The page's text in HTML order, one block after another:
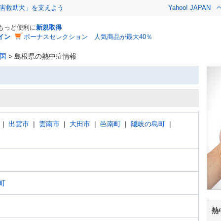
救助犬」を支えよう Yahoo! JAPAN
っと便利に新規取得
ン
ボーナスセレクション 人気商品が最大40％
> 島根県の熱中症情報
出雲市 雲南市 大田市 邑南町 隠岐の島町
熱